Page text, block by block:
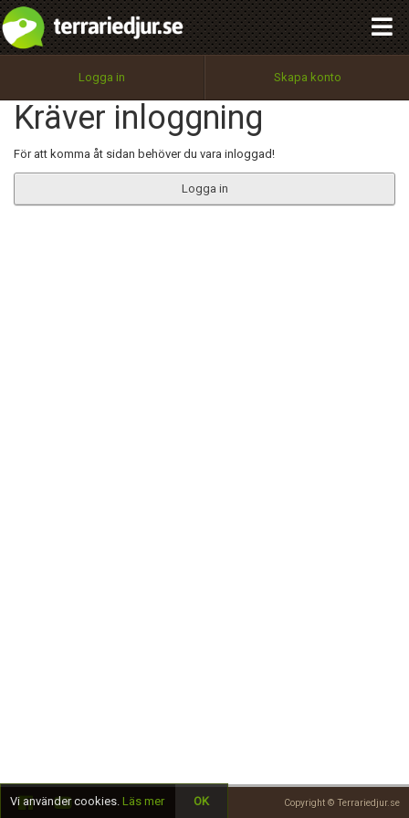
Logga in Skapa konto
Kräver inloggning
För att komma åt sidan behöver du vara inloggad!
Logga in
Copyright © Terrariedjur.se
Utför
100%
OK
integritetspolicy
Namn:
Epost:
Begär nytt lösenord
Tillbaka till förstasidan
Vi använder cookies. Läs mer OK